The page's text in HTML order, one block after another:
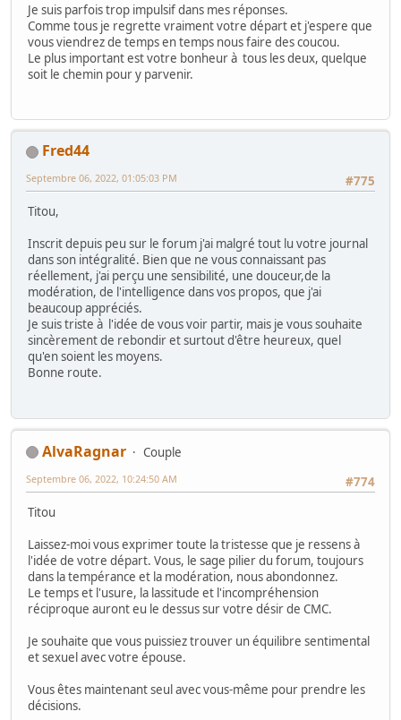
Je suis parfois trop impulsif dans mes réponses.
Comme tous je regrette vraiment votre départ et j'espere que
vous viendrez de temps en temps nous faire des coucou.
Le plus important est votre bonheur à tous les deux, quelque
soit le chemin pour y parvenir.
Fred44
#775
Septembre 06, 2022, 01:05:03 PM
Titou,
Inscrit depuis peu sur le forum j'ai malgré tout lu votre journal
dans son intégralité. Bien que ne vous connaissant pas
réellement, j'ai perçu une sensibilité, une douceur,de la
modération, de l'intelligence dans vos propos, que j'ai
beaucoup appréciés.
Je suis triste à l'idée de vous voir partir, mais je vous souhaite
sincèrement de rebondir et surtout d'être heureux, quel
qu'en soient les moyens.
Bonne route.
AlvaRagnar
Couple
#774
Septembre 06, 2022, 10:24:50 AM
Titou
Laissez-moi vous exprimer toute la tristesse que je ressens à
l'idée de votre départ. Vous, le sage pilier du forum, toujours
dans la tempérance et la modération, nous abondonnez.
Le temps et l'usure, la lassitude et l'incompréhension
réciproque auront eu le dessus sur votre désir de CMC.
Je souhaite que vous puissiez trouver un équilibre sentimental
et sexuel avec votre épouse.
Vous êtes maintenant seul avec vous-même pour prendre les
décisions.